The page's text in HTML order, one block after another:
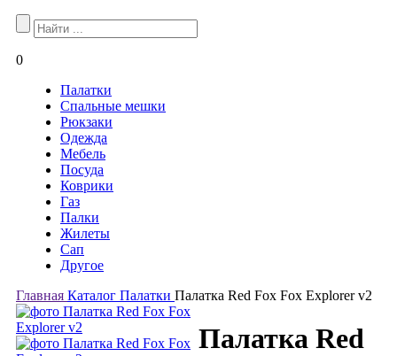
0
Палатки
Спальные мешки
Рюкзаки
Одежда
Мебель
Посуда
Коврики
Газ
Палки
Жилеты
Сап
Другое
Главная Каталог Палатки Палатка Red Fox Fox Explorer v2
Палатка Red